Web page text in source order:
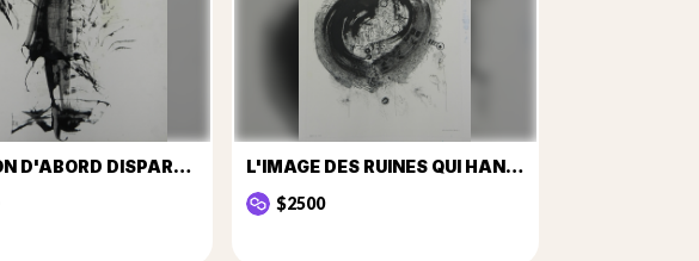
L'HORIZON D'ABORD DISPARAIT
L'IMAGE DES RUINES QUI HANTAIENT SA MÉMOIRE
$2500